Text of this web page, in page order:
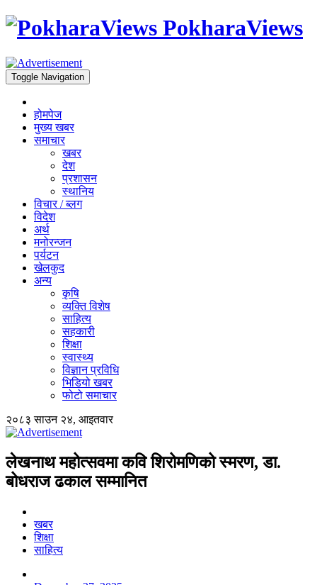
PokharaViews
Toggle Navigation
होमपेज
मुख्य खबर
समाचार
खबर
देश
प्रशासन
स्थानिय
विचार / ब्लग
विदेश
अर्थ
मनोरन्जन
पर्यटन
खेलकुद
अन्य
कृषि
व्यक्ति विशेष
साहित्य
सहकारी
शिक्षा
स्वास्थ्य
विज्ञान प्रविधि
भिडियो खबर
फोटो समाचार
२०८३ साउन २४, आइतवार
लेखनाथ महोत्सवमा कवि शिरोमणिको स्मरण, डा.
बोधराज ढकाल सम्मानित
खबर
शिक्षा
साहित्य